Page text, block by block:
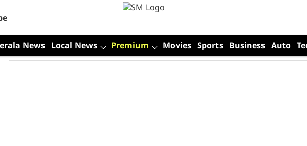
News Local News Premium Movies Sports Business Auto